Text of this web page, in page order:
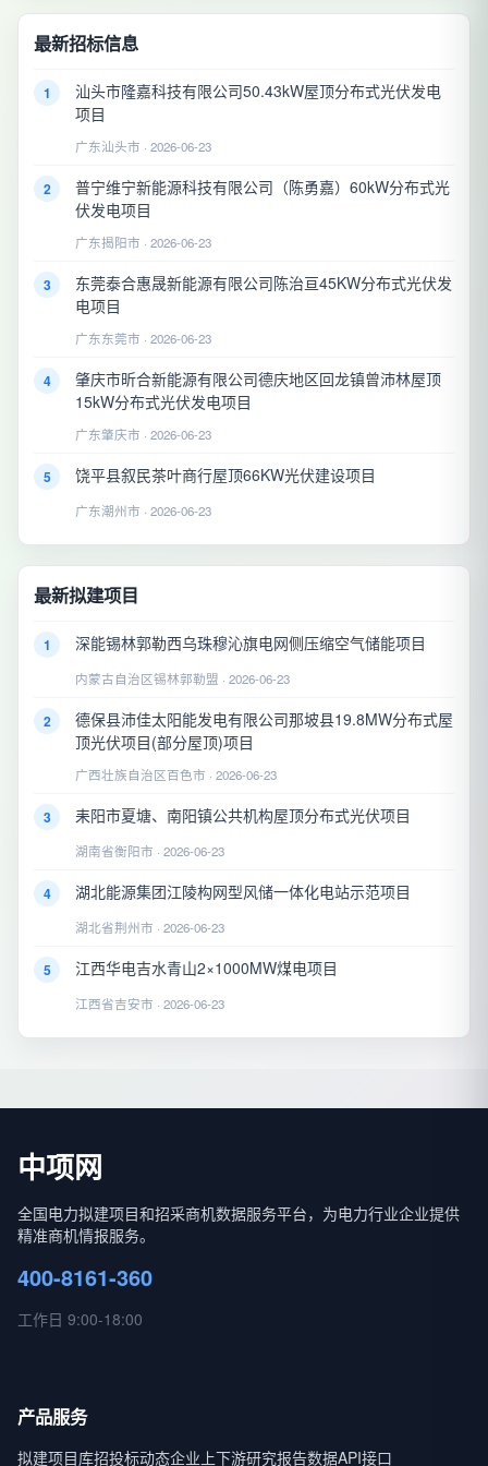
最新招标信息
1
汕头市隆嘉科技有限公司50.43kW屋顶分布式光伏发电
项目
广东汕头市 · 2026-06-23
2
普宁维宁新能源科技有限公司（陈勇嘉）60kW分布式光
伏发电项目
广东揭阳市 · 2026-06-23
3
东莞泰合惠晟新能源有限公司陈治亘45KW分布式光伏发
电项目
广东东莞市 · 2026-06-23
4
肇庆市昕合新能源有限公司德庆地区回龙镇曾沛林屋顶
15kW分布式光伏发电项目
广东肇庆市 · 2026-06-23
5 饶平县叙民茶叶商行屋顶66KW光伏建设项目
广东潮州市 · 2026-06-23
最新拟建项目
1 深能锡林郭勒西乌珠穆沁旗电网侧压缩空气储能项目
内蒙古自治区锡林郭勒盟 · 2026-06-23
2
德保县沛佳太阳能发电有限公司那坡县19.8MW分布式屋
顶光伏项目(部分屋顶)项目
广西壮族自治区百色市 · 2026-06-23
3 耒阳市夏塘、南阳镇公共机构屋顶分布式光伏项目
湖南省衡阳市 · 2026-06-23
4 湖北能源集团江陵构网型风储一体化电站示范项目
湖北省荆州市 · 2026-06-23
5 江西华电吉水青山2×1000MW煤电项目
江西省吉安市 · 2026-06-23
中项网
全国电力拟建项目和招采商机数据服务平台，为电力行业企业提供
精准商机情报服务。
400-8161-360
工作日 9:00-18:00
产品服务
拟建项目库招投标动态企业上下游研究报告数据API接口